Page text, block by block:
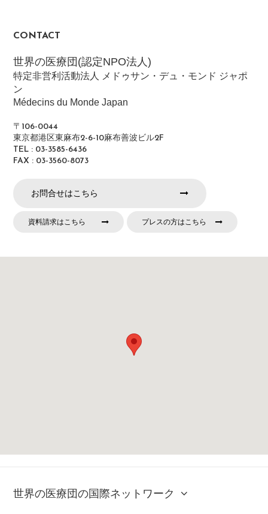
CONTACT
世界の医療団(認定NPO法人)
特定非営利活動法人 メドゥサン・デュ・モンド ジャポ
ン
Médecins du Monde Japan
〒106-0044
東京都港区東麻布2-6-10麻布善波ビル2F
TEL : 03-3585-6436
FAX : 03-3560-8073
お問合せはこちら
資料請求はこちら プレスの方はこちら
世界の医療団の国際ネットワーク